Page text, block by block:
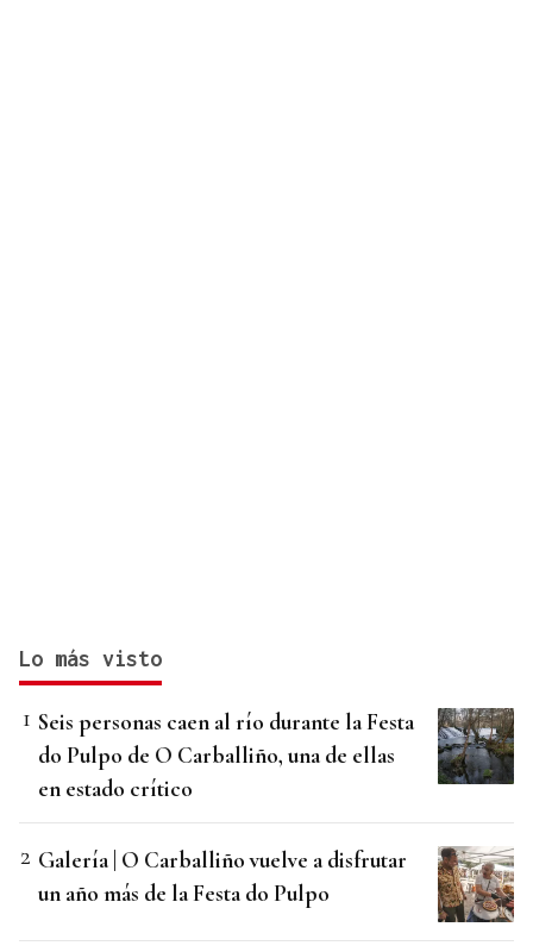
Lo más visto
Seis personas caen al río durante la Festa
do Pulpo de O Carballiño, una de ellas
en estado crítico
Galería | O Carballiño vuelve a disfrutar
un año más de la Festa do Pulpo